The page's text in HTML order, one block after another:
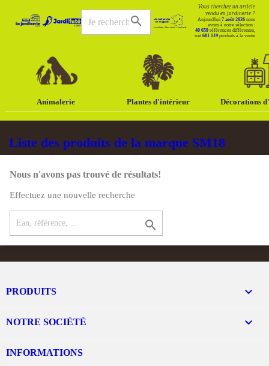
search
Vous cherchez un article
vendu en jardinerie ?
Aujourd'hui 7 août 2026 nous
avons à notre sélection :
40 659 références différentes,
soit 681 119 produits à la vente
Animalerie Plantes d'intérieur Décorations
Liste des produits de la marque SM18
Nous n'avons pas trouvé de résultats!
Effectuez une nouvelle recherche

PRODUITS 
NOTRE SOCIÉTÉ 
INFORMATIONS